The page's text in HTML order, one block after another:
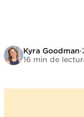
Kyra Goodman·
16 min de